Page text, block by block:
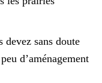
devez sans doute
d’aménagement